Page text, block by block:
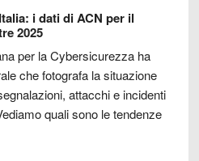
i dati di ACN per il
2025
per la Cybersicurezza ha
che fotografa la situazione
attacchi e incidenti
quali sono le tendenze